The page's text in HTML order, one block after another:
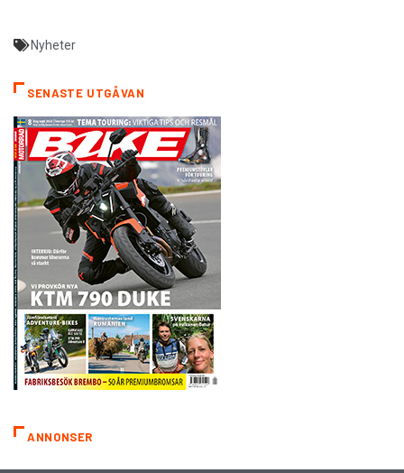
Nyheter
SENASTE UTGÅVAN
ANNONSER